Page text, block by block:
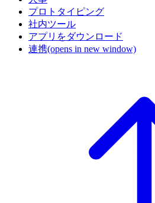
プロトタイピング
社内ツール
アプリをダウンロード
連携(opens in new window)